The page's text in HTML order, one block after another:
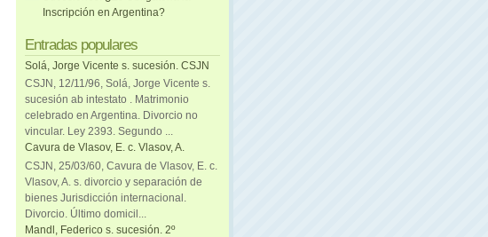
Inscripción en Argentina?
Entradas populares
Solá, Jorge Vicente s. sucesión. CSJN
CSJN, 12/11/96, Solá, Jorge Vicente s.
sucesión ab intestato . Matrimonio
celebrado en Argentina. Divorcio no
vincular. Ley 2393. Segundo ...
Cavura de Vlasov, E. c. Vlasov, A.
CSJN, 25/03/60, Cavura de Vlasov, E. c.
Vlasov, A. s. divorcio y separación de
bienes Jurisdicción internacional.
Divorcio. Último domicil...
Mandl, Federico s. sucesión. 2º